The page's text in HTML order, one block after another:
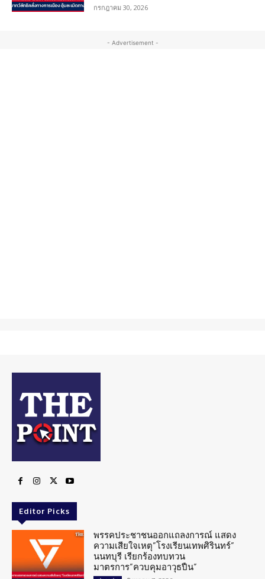
กรกฎาคม 30, 2026
- Advertisement -
Editor Picks
พรรคประชาชนออกแถลงการณ์ แสดง
ความเสียใจเหตุ”โรงเรียนเทพศิรินทร์”
นนทบุรี เรียกร้องทบทวน
มาตรการ”ควบคุมอาวุธปืน”